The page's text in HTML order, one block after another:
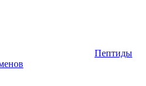
Пептиды